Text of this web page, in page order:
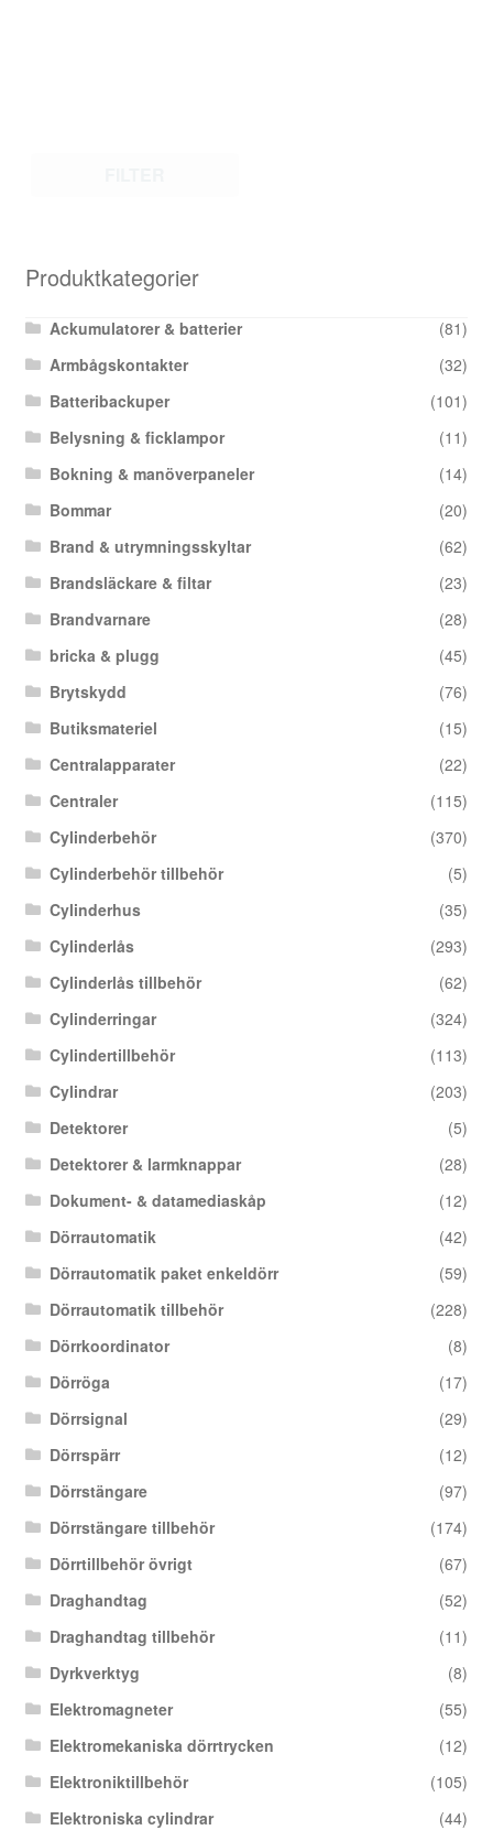
Produktkategorier
Ackumulatorer & batterier
(81)
Armbågskontakter
(32)
Batteribackuper
(101)
Belysning & ficklampor
(11)
Bokning & manöverpaneler
(14)
Bommar
(20)
Brand & utrymningsskyltar
(62)
Brandsläckare & filtar
(23)
Brandvarnare
(28)
bricka & plugg
(45)
Brytskydd
(76)
Butiksmateriel
(15)
Centralapparater
(22)
Centraler
(115)
Cylinderbehör
(370)
Cylinderbehör tillbehör
(5)
Cylinderhus
(35)
Cylinderlås
(293)
Cylinderlås tillbehör
(62)
Cylinderringar
(324)
Cylindertillbehör
(113)
Cylindrar
(203)
Detektorer
(5)
Detektorer & larmknappar
(28)
Dokument- & datamediaskåp
(12)
Dörrautomatik
(42)
Dörrautomatik paket enkeldörr
(59)
Dörrautomatik tillbehör
(228)
Dörrkoordinator
(8)
Dörröga
(17)
Dörrsignal
(29)
Dörrspärr
(12)
Dörrstängare
(97)
Dörrstängare tillbehör
(174)
Dörrtillbehör övrigt
(67)
Draghandtag
(52)
Draghandtag tillbehör
(11)
Dyrkverktyg
(8)
Elektromagneter
(55)
Elektromekaniska dörrtrycken
(12)
Elektroniktillbehör
(105)
Elektroniska cylindrar
(44)